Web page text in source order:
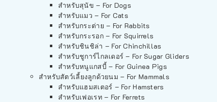
สำหรับสุนัข – For Dogs
สำหรับแมว – For Cats
สำหรับกระต่าย – For Rabbits
สำหรับกระรอก – For Squirrels
สำหรับชินชิล่า – For Chinchillas
สำหรับชูการ์ไกลเดอร์ – For Sugar Gliders
สำหรับหนูแกสบี้ – For Guinea Pigs
สำหรับสัตว์เลี้ยงลูกด้วยนม – For Mammals
สำหรับแฮมสเตอร์ – For Hamsters
สำหรับเฟอเรท – For Ferrets